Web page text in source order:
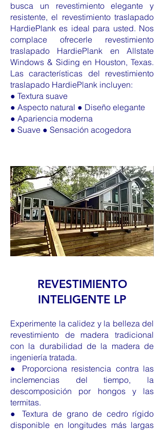
busca un revestimiento elegante y
resistente, el revestimiento traslapado
HardiePlank es ideal para usted. Nos
complace ofrecerle revestimiento
traslapado HardiePlank en Allstate
Windows & Siding en Houston, Texas.
Las características del revestimiento
traslapado HardiePlank incluyen:
● Textura suave
● Aspecto natural ● Diseño elegante
● Apariencia moderna
● Suave ● Sensación acogedora
REVESTIMIENTO
INTELIGENTE LP
Experimente la calidez y la belleza del
revestimiento de madera tradicional
con la durabilidad de la madera de
ingeniería tratada.
● Proporciona resistencia contra las
inclemencias del tiempo, la
descomposición por hongos y las
termitas.
● Textura de grano de cedro rígido
disponible en longitudes más largas